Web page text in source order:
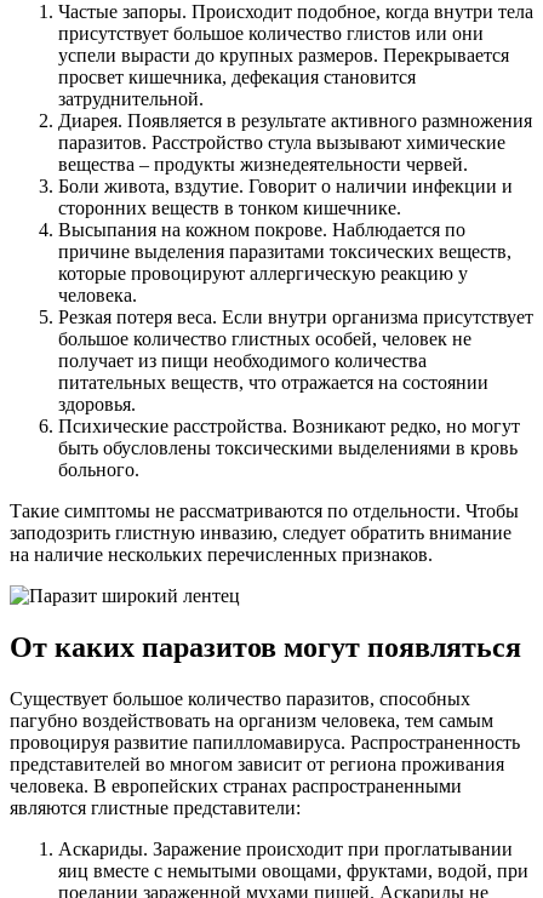
Частые запоры. Происходит подобное, когда внутри тела
присутствует большое количество глистов или они
успели вырасти до крупных размеров. Перекрывается
просвет кишечника, дефекация становится
затруднительной.
Диарея. Появляется в результате активного размножения
паразитов. Расстройство стула вызывают химические
вещества – продукты жизнедеятельности червей.
Боли живота, вздутие. Говорит о наличии инфекции и
сторонних веществ в тонком кишечнике.
Высыпания на кожном покрове. Наблюдается по
причине выделения паразитами токсических веществ,
которые провоцируют аллергическую реакцию у
человека.
Резкая потеря веса. Если внутри организма присутствует
большое количество глистных особей, человек не
получает из пищи необходимого количества
питательных веществ, что отражается на состоянии
здоровья.
Психические расстройства. Возникают редко, но могут
быть обусловлены токсическими выделениями в кровь
больного.
Такие симптомы не рассматриваются по отдельности. Чтобы
заподозрить глистную инвазию, следует обратить внимание
на наличие нескольких перечисленных признаков.
От каких паразитов могут появляться
Существует большое количество паразитов, способных
пагубно воздействовать на организм человека, тем самым
провоцируя развитие папилломавируса. Распространенность
представителей во многом зависит от региона проживания
человека. В европейских странах распространенными
являются глистные представители:
Аскариды. Заражение происходит при проглатывании
яиц вместе с немытыми овощами, фруктами, водой, при
поедании зараженной мухами пищей. Аскариды не